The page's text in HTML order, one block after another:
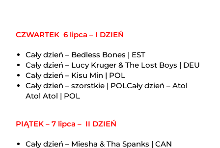
CZWARTEK 6 lipca – I DZIEŃ
Cały dzień – Bedless Bones | EST
Cały dzień – Lucy Kruger & The Lost Boys | DEU
Cały dzień – Kisu Min | POL
Cały dzień – szorstkie | POLCały dzień – Atol
Atol Atol | POL
PIĄTEK – 7 lipca – II DZIEŃ
Cały dzień – Miesha & Tha Spanks | CAN